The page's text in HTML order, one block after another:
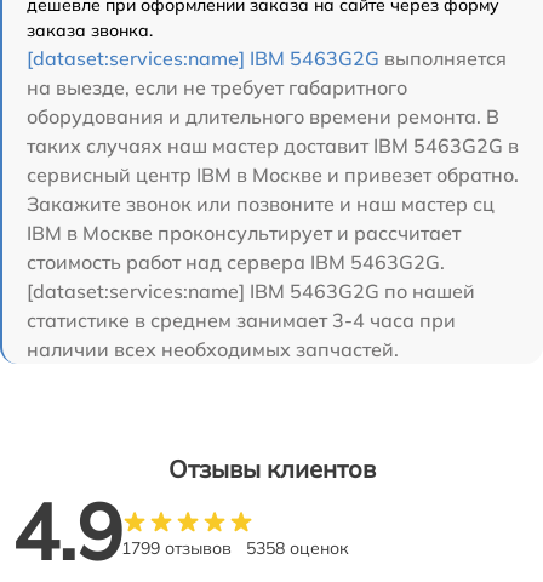
дешевле при оформлении заказа на сайте через форму
заказа звонка.
[dataset:services:name] IBM 5463G2G выполняется
на выезде, если не требует габаритного
оборудования и длительного времени ремонта. В
таких случаях наш мастер доставит IBM 5463G2G в
сервисный центр IBM в Москве и привезет обратно.
Закажите звонок или позвоните и наш мастер сц
IBM в Москве проконсультирует и рассчитает
стоимость работ над сервера IBM 5463G2G.
[dataset:services:name] IBM 5463G2G по нашей
статистике в среднем занимает 3-4 часа при
наличии всех необходимых запчастей.
Отзывы клиентов
4.91799 отзывов 5358 оценок